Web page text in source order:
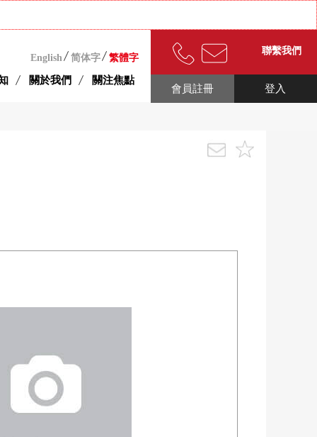
English 简体字 繁體字
關於我們 關注焦點
聯繫我們
登入
會員註冊